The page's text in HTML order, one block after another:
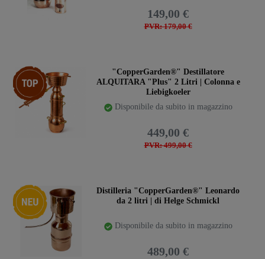
PVR: 179,00 €
149,00 €
Ceres::Template.storeSpecialTop"CopperGarden®" Destillatore
ALQUITARA "Plus" 2 Litri | Colonna e
Liebigkoeler
Disponibile da subito in magazzino
PVR: 499,00 €
449,00 €
Ceres::Template.storeSpecialNewDistilleria "CopperGarden®" Leonardo
da 2 litri | di Helge Schmickl
Disponibile da subito in magazzino
489,00 €